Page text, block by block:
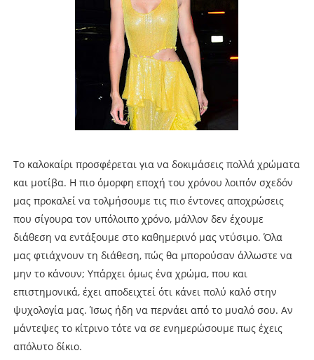
Το καλοκαίρι προσφέρεται για να δοκιμάσεις πολλά χρώματα
και μοτίβα. Η πιο όμορφη εποχή του χρόνου λοιπόν σχεδόν
μας προκαλεί να τολμήσουμε τις πιο έντονες αποχρώσεις
που σίγουρα τον υπόλοιπο χρόνο, μάλλον δεν έχουμε
διάθεση να εντάξουμε στο καθημερινό μας ντύσιμο. Όλα
μας φτιάχνουν τη διάθεση, πώς θα μπορούσαν άλλωστε να
μην το κάνουν; Υπάρχει όμως ένα χρώμα, που και
επιστημονικά, έχει αποδειχτεί ότι κάνει πολύ καλό στην
ψυχολογία μας. Ίσως ήδη να περνάει από το μυαλό σου. Αν
μάντεψες το κίτρινο τότε να σε ενημερώσουμε πως έχεις
απόλυτο δίκιο.